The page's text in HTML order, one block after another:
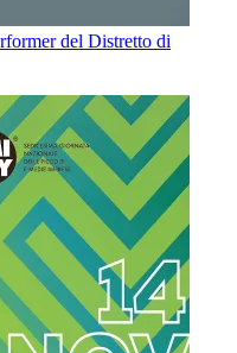
del Distretto di